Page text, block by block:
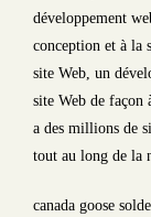
développement
conception et à la
site Web, un
site Web de façon
a des millions de
tout au long de la
canada goose